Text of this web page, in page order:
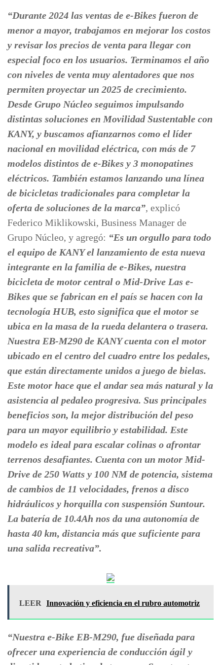
“Durante 2024 las ventas de e-Bikes fueron de
menor a mayor, trabajamos en mejorar los costos
y revisar los precios de venta para llegar con
especial foco en los usuarios. Terminamos el año
con niveles de venta muy alentadores que nos
permiten proyectar un 2025 de crecimiento.
Desde Grupo Núcleo seguimos impulsando
distintas soluciones en Movilidad Sustentable con
KANY, y buscamos afianzarnos como el líder
nacional en movilidad eléctrica, con más de 7
modelos distintos de e-Bikes y 3 monopatines
eléctricos. También estamos lanzando una línea
de bicicletas tradicionales para completar la
oferta de soluciones de la marca”, explicó
Federico Miklikowski, Business Manager de
Grupo Núcleo, y agregó: “Es un orgullo para todo
el equipo de KANY el lanzamiento de esta nueva
integrante en la familia de e-Bikes, nuestra
bicicleta de motor central o Mid-Drive Las e-
Bikes que se fabrican en el país se hacen con la
tecnología HUB, esto significa que el motor se
ubica en la masa de la rueda delantera o trasera.
Nuestra EB-M290 de KANY cuenta con el motor
ubicado en el centro del cuadro entre los pedales,
que están directamente unidos a juego de bielas.
Este motor hace que el andar sea más natural y la
asistencia al pedaleo progresiva. Sus principales
beneficios son, la mejor distribución del peso
para un mayor equilibrio y estabilidad. Este
modelo es ideal para escalar colinas o afrontar
terrenos desafiantes. Cuenta con un motor Mid-
Drive de 250 Watts y 100 NM de potencia, sistema
de cambios de 11 velocidades, frenos a disco
hidráulicos y horquilla con suspensión Suntour.
La batería de 10.4Ah nos da una autonomía de
hasta 40 km, distancia más que suficiente para
una salida recreativa”.
LEER Innovación y eficiencia en el rubro automotriz
“Nuestra e-Bike EB-M290, fue diseñada para
ofrecer una experiencia de conducción ágil y